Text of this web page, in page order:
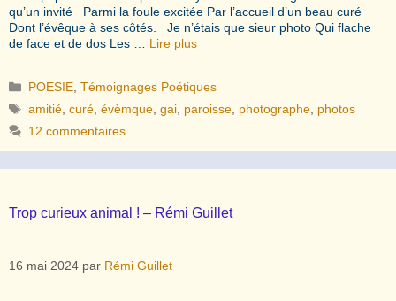
qu’un invité Parmi la foule excitée Par l’accueil d’un beau curé
Dont l’évêque à ses côtés. Je n’étais que sieur photo Qui flache
de face et de dos Les … Lire plus
Catégories
POESIE ,Témoignages Poétiques
Étiquettes
amitié ,curé ,évèmque ,gai paroisse photographe photos
12 commentaires
Trop curieux animal ! – Rémi Guillet
16 mai 2024 par Rémi Guillet